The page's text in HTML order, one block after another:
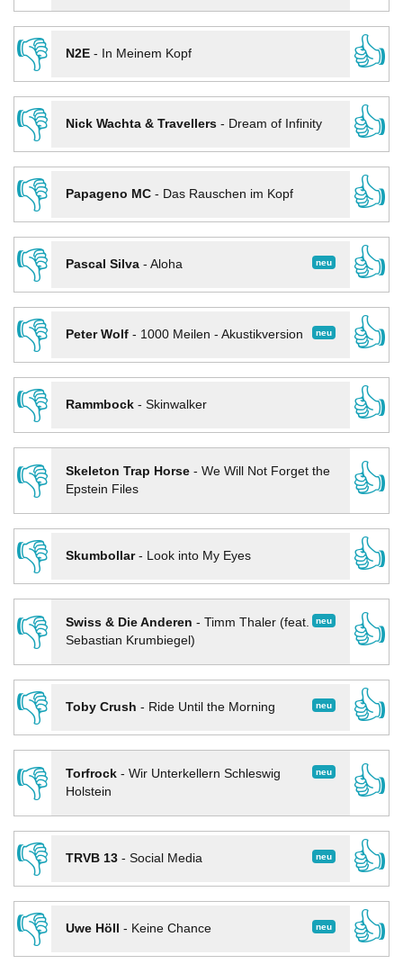
👎
N2E- In Meinem Kopf
👍
👎
Nick Wachta & Travellers- Dream of Infinity
👍
👎
Papageno MC- Das Rauschen im Kopf
👍
👎
neu
Pascal Silva- Aloha
👍
👎
neu
Peter Wolf- 1000 Meilen - Akustikversion
👍
👎
Rammbock- Skinwalker
👍
👎
Skeleton Trap Horse- We Will Not Forget the
Epstein Files
👍
👎
Skumbollar- Look into My Eyes
👍
👎
neu
Swiss & Die Anderen - Timm Thaler (feat.
Sebastian Krumbiegel)
👍
👎
neu
Toby Crush - Ride Until the Morning
👍
👎
neu
Torfrock- Wir Unterkellern Schleswig
Holstein
👍
👎
neu
TRVB 13- Social Media
👍
👎
neu
Uwe Höll - Keine Chance
👍